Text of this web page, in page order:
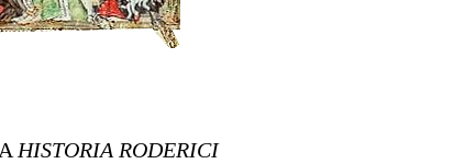
HISTORIA RODERICI